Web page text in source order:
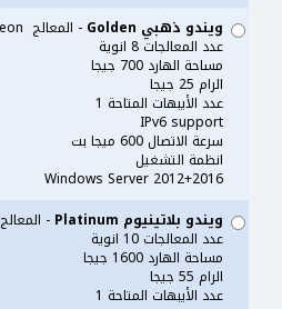
ويندو ذهبي Golden
- المعالج Intel Xeon
عدد المعالجات 8 انوية
مساحة الهارد 700 جيجا
الرام 25 جيجا
عدد الأيبهات المتاحة 1
IPv6 support
سرعة الاتصال 600 ميجا بت
انظمة التشغيل
Windows Server 2012+2016
ويندو بلاتينيوم Platinum
- المعالج Intel Xeon
عدد المعالجات 10 انوية
مساحة الهارد 1600 جيجا
الرام 55 جيجا
عدد الأيبهات المتاحة 1